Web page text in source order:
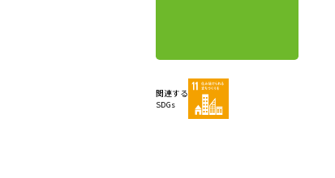
関連する
SDGs